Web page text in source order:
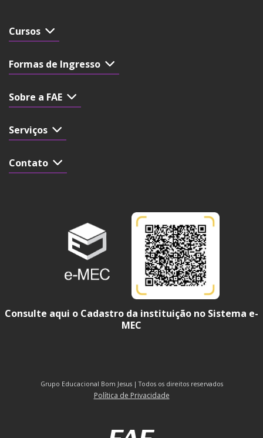
Cursos
Formas de Ingresso
Sobre a FAE
Serviços
Contato
Consulte aqui o Cadastro da instituição no Sistema e-
MEC
Grupo Educacional Bom Jesus | Todos os direitos reservados
Política de Privacidade